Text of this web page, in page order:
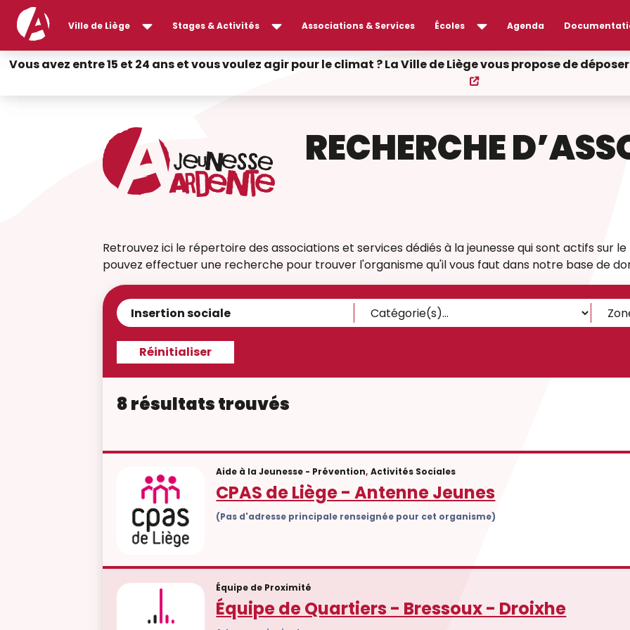
Ville de Liège Stages & Activités Associations & Services Écoles Agenda
Vous avez entre 15 et 24 ans et vous voulez agir pour le climat ? La Ville de Liège vous propose de
RECHERCHE
Retrouvez ici le répertoire des associations et services dédiés à la jeunesse qui sont actifs sur
pouvez effectuer une recherche pour trouver l'organisme qu'il vous faut dans notre base de
8 résultats trouvés
Aide à la Jeunesse - Prévention, Activités Sociales
CPAS de Liège - Antenne Jeunes
(Pas d'adresse principale renseignée pour cet organisme)
Équipe de Proximité
Équipe de Quartiers - Bressoux - Droixhe